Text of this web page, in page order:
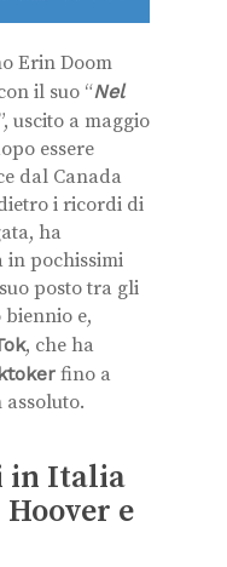
Erin Doom
il suo “Nel
uscito a maggio
essere
dal Canada
i ricordi di
ha
in pochissimi
posto tra gli
e,
, che ha
fino a
in Italia
e